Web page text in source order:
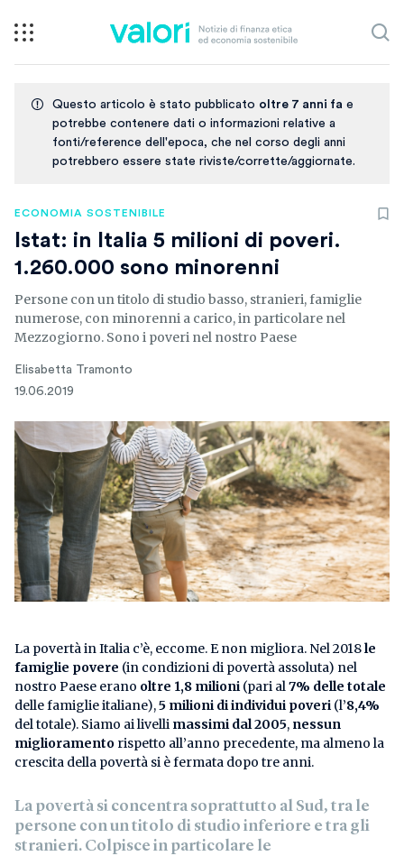
Questo articolo è stato pubblicato oltre 7 anni fa e
potrebbe contenere dati o informazioni relative a
fonti/reference dell'epoca, che nel corso degli anni
potrebbero essere state riviste/corrette/aggiornate.
ECONOMIA SOSTENIBILE
Istat: in Italia 5 milioni di poveri.
1.260.000 sono minorenni
Persone con un titolo di studio basso, stranieri, famiglie
numerose, con minorenni a carico, in particolare nel
Mezzogiorno. Sono i poveri nel nostro Paese
Elisabetta Tramonto
19.06.2019
La povertà in Italia c’è, eccome. E non migliora. Nel 2018le
famiglie povere (in condizioni di povertà assoluta) nel
nostro Paese erano oltre 1,8 milioni (pari al7% delle totale
delle famiglie italiane),5 milioni di individui poveri (l’8,4%
del totale). Siamo ai livelli massimi dal 2005, nessun
miglioramento rispetto all’anno precedente, ma almeno la
crescita della povertà si è fermata dopo tre anni.
La povertà si concentra soprattutto al Sud, tra le
persone con un titolo di studio inferiore e tra gli
stranieri. Colpisce in particolare le